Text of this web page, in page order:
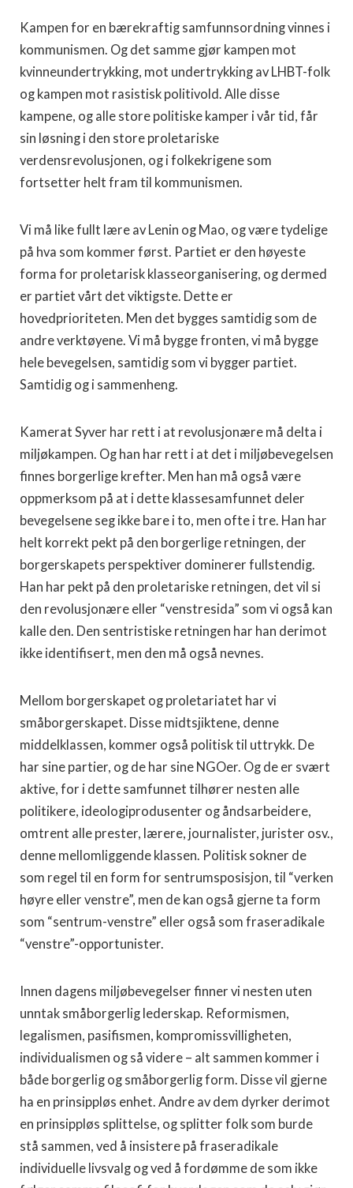
Kampen for en bærekraftig samfunnsordning vinnes i
kommunismen. Og det samme gjør kampen mot
kvinneundertrykking, mot undertrykking av LHBT-folk
og kampen mot rasistisk politivold. Alle disse
kampene, og alle store politiske kamper i vår tid, får
sin løsning i den store proletariske
verdensrevolusjonen, og i folkekrigene som
fortsetter helt fram til kommunismen.
Vi må like fullt lære av Lenin og Mao, og være tydelige
på hva som kommer først. Partiet er den høyeste
forma for proletarisk klasseorganisering, og dermed
er partiet vårt det viktigste. Dette er
hovedprioriteten. Men det bygges samtidig som de
andre verktøyene. Vi må bygge fronten, vi må bygge
hele bevegelsen, samtidig som vi bygger partiet.
Samtidig og i sammenheng.
Kamerat Syver har rett i at revolusjonære må delta i
miljøkampen. Og han har rett i at det i miljøbevegelsen
finnes borgerlige krefter. Men han må også være
oppmerksom på at i dette klassesamfunnet deler
bevegelsene seg ikke bare i to, men ofte i tre. Han har
helt korrekt pekt på den borgerlige retningen, der
borgerskapets perspektiver dominerer fullstendig.
Han har pekt på den proletariske retningen, det vil si
den revolusjonære eller “venstresida” som vi også kan
kalle den. Den sentristiske retningen har han derimot
ikke identifisert, men den må også nevnes.
Mellom borgerskapet og proletariatet har vi
småborgerskapet. Disse midtsjiktene, denne
middelklassen, kommer også politisk til uttrykk. De
har sine partier, og de har sine NGOer. Og de er svært
aktive, for i dette samfunnet tilhører nesten alle
politikere, ideologiprodusenter og åndsarbeidere,
omtrent alle prester, lærere, journalister, jurister osv.,
denne mellomliggende klassen. Politisk sokner de
som regel til en form for sentrumsposisjon, til “verken
høyre eller venstre”, men de kan også gjerne ta form
som “sentrum-venstre” eller også som fraseradikale
“venstre”-opportunister.
Innen dagens miljøbevegelser finner vi nesten uten
unntak småborgerlig lederskap. Reformismen,
legalismen, pasifismen, kompromissvilligheten,
individualismen og så videre – alt sammen kommer i
både borgerlig og småborgerlig form. Disse vil gjerne
ha en prinsippløs enhet. Andre av dem dyrker derimot
en prinsippløs splittelse, og splitter folk som burde
stå sammen, ved å insistere på fraseradikale
individuelle livsvalg og ved å fordømme de som ikke